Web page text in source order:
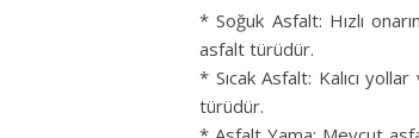
* Soğuk Asfalt: Hızlı
asfalt türüdür.
* Sıcak Asfalt: Kalıcı
türüdür.